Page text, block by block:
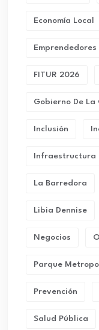
Economía Local
Emprendedores
FITUR 2026
Gobierno De La
Inclusión
Infraestructura
La Barredora
Libia Dennise
Negocios
Parque
Prevención
Salud Pública